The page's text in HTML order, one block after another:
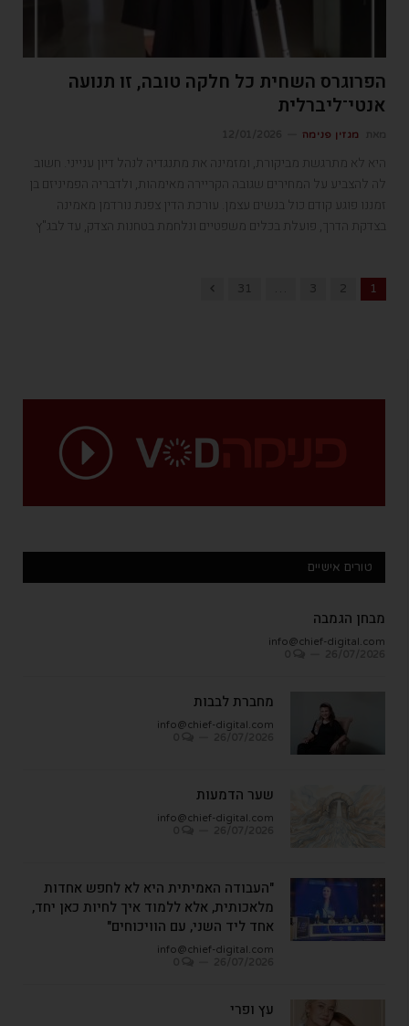
הפרוגרס השחית כל חלקה טובה, זו תנועה
אנטי־ליברלית
מגזין פנימה
היא לא מתרגשת מביקורת, ומזמינה את מתנגדיה לנהל דיון ענייני. חשוב
לה להצביע על המחירים שגובה הקריירה מאימהות, ולדבריה הפמיניזם בן
זמננו פוגע קודם כול בנשים עצמן. עורכת הדין צפנת נורדמן מאמינה
בצדקת הדרך, פועלת בכלים משפטיים ונלחמת בטחנות הצדק, עד לבג"ץ
1
2
3
31
Next
טורים אישיים
מבחן הגמבה
info@chief-digital.com
מחברת לבבות
info@chief-digital.com
שער הדמעות
info@chief-digital.com
"העבודה האמיתית היא לא לחפש אחדות
מלאכותית, אלא ללמוד איך לחיות כאן יחד,
אחד ליד השני, עם הוויכוחים"
info@chief-digital.com
עץ ופרי